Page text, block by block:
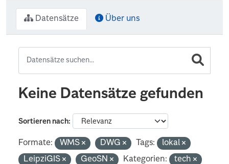
Datensätze Über uns
Keine Datensätze gefunden
Sortieren nach
Formate: WMS DWG Tags:
lokal
LeipziGIS
GeoSN Kategorien:
tech